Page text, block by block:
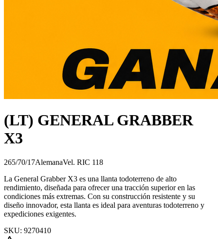
(LT) GENERAL GRABBER
X3
265/70/17AlemanaVel. RIC 118
La General Grabber X3 es una llanta todoterreno de alto
rendimiento, diseñada para ofrecer una tracción superior en las
condiciones más extremas. Con su construcción resistente y su
diseño innovador, esta llanta es ideal para aventuras todoterreno y
expediciones exigentes.
SKU: 9270410